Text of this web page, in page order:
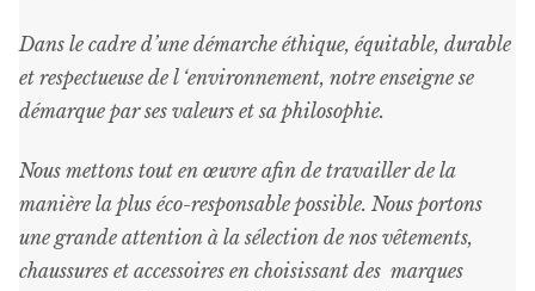
Dans le cadre d’une démarche éthique, équitable, durable
et respectueuse de l ‘environnement, notre enseigne se
démarque par ses valeurs et sa philosophie.
Nous mettons tout en œuvre afin de travailler de la
manière la plus éco-responsable possible. Nous portons
une grande attention à la sélection de nos vêtements,
chaussures et accessoires en choisissant des marques